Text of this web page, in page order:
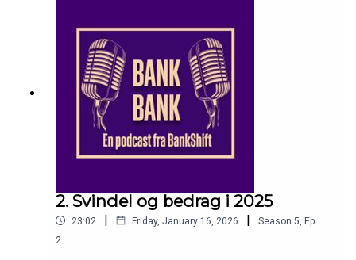
Aanes
2. Svindel og bedrag i 2025
23:02 | Friday, January 16, 2026 | Season 5, Ep.
2